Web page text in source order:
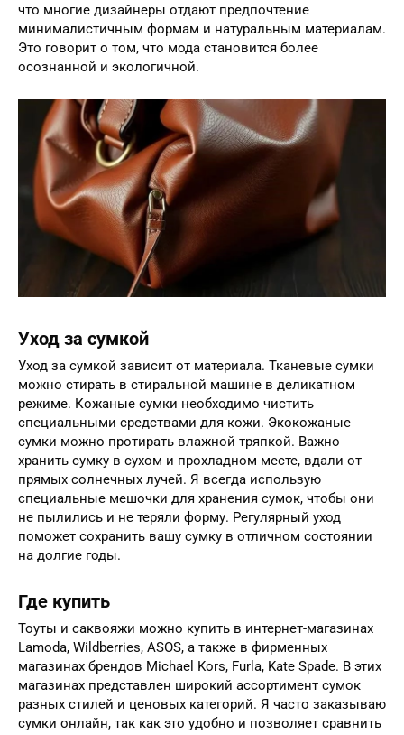
что многие дизайнеры отдают предпочтение
минималистичным формам и натуральным материалам.
Это говорит о том, что мода становится более
осознанной и экологичной.
Уход за сумкой
Уход за сумкой зависит от материала. Тканевые сумки
можно стирать в стиральной машине в деликатном
режиме. Кожаные сумки необходимо чистить
специальными средствами для кожи. Экокожаные
сумки можно протирать влажной тряпкой. Важно
хранить сумку в сухом и прохладном месте, вдали от
прямых солнечных лучей. Я всегда использую
специальные мешочки для хранения сумок, чтобы они
не пылились и не теряли форму. Регулярный уход
поможет сохранить вашу сумку в отличном состоянии
на долгие годы.
Где купить
Тоуты и саквояжи можно купить в интернет-магазинах
Lamoda, Wildberries, ASOS, а также в фирменных
магазинах брендов Michael Kors, Furla, Kate Spade. В этих
магазинах представлен широкий ассортимент сумок
разных стилей и ценовых категорий. Я часто заказываю
сумки онлайн, так как это удобно и позволяет сравнить